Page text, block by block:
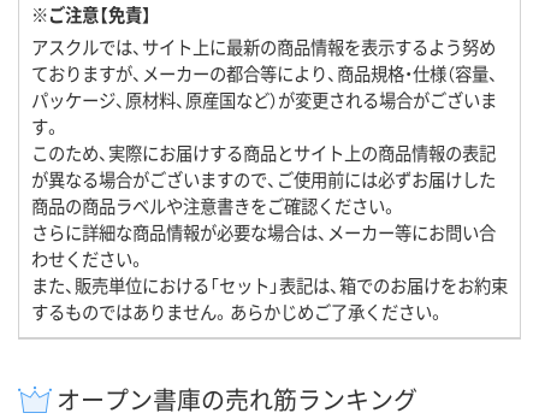
※ご注意【免責】
アスクルでは、サイト上に最新の商品情報を表示するよう努め
ておりますが、メーカーの都合等により、商品規格・仕様（容量、
パッケージ、原材料、原産国など）が変更される場合がございま
す。
このため、実際にお届けする商品とサイト上の商品情報の表記
が異なる場合がございますので、ご使用前には必ずお届けした
商品の商品ラベルや注意書きをご確認ください。
さらに詳細な商品情報が必要な場合は、メーカー等にお問い合
わせください。
また、販売単位における「セット」表記は、箱でのお届けをお約束
するものではありません。あらかじめご了承ください。
オープン書庫の売れ筋ランキング